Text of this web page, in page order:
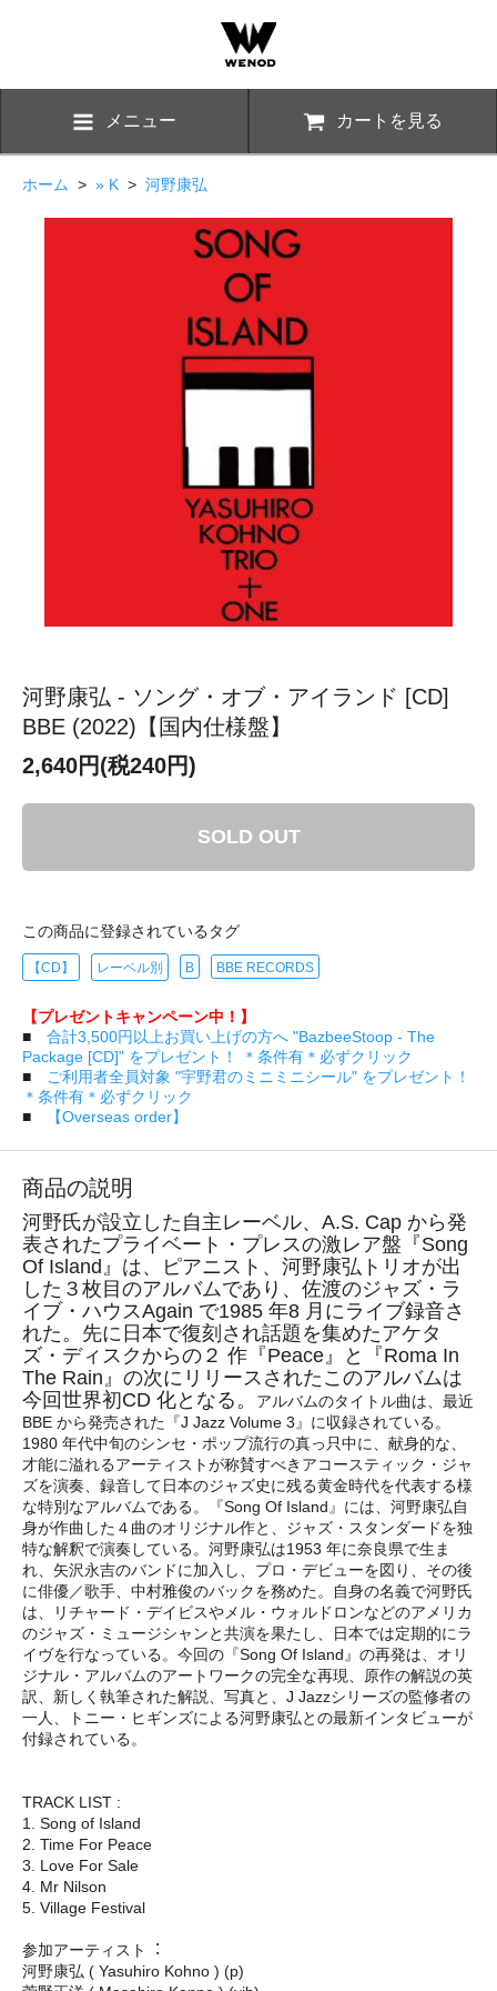
メニュー カートを見る
ホーム > » K > 河野康弘
河野康弘 - ソング・オブ・アイランド [CD]
BBE (2022)【国内仕様盤】
2,640円(税240円)
SOLD OUT
この商品に登録されているタグ
【CD】 レーベル別 B BBE RECORDS
【プレゼントキャンペーン中！】
■ 合計3,500円以上お買い上げの方へ "BazbeeStoop - The
Package [CD]" をプレゼント！ ＊条件有＊必ずクリック
■
ご利用者全員対象 "宇野君のミニミニシール" をプレゼント！
＊条件有＊必ずクリック
■
【Overseas order】
商品の説明
河野氏が設立した自主レーベル、A.S. Cap から発
表されたプライベート・プレスの激レア盤『Song
Of Island』は、ピアニスト、河野康弘トリオが出
した３枚目のアルバムであり、佐渡のジャズ・ラ
イブ・ハウスAgain で1985 年8 月にライブ録音さ
れた。先に日本で復刻され話題を集めたアケタ
ズ・ディスクからの２ 作『Peace』と『Roma In
The Rain』の次にリリースされたこのアルバムは
今回世界初CD 化となる。
アルバムのタイトル曲は、最近
BBE から発売された『J Jazz Volume 3』に収録されている。
1980 年代中旬のシンセ・ポップ流行の真っ只中に、献身的な、
才能に溢れるアーティストが称賛すべきアコースティック・ジャ
ズを演奏、録音して日本のジャズ史に残る黄金時代を代表する様
な特別なアルバムである。『Song Of Island』には、河野康弘自
身が作曲した４曲のオリジナル作と、ジャズ・スタンダードを独
特な解釈で演奏している。河野康弘は1953 年に奈良県で生ま
れ、矢沢永吉のバンドに加入し、プロ・デビューを図り、その後
に俳優／歌手、中村雅俊のバックを務めた。自身の名義で河野氏
は、リチャード・デイビスやメル・ウォルドロンなどのアメリカ
のジャズ・ミュージシャンと共演を果たし、日本では定期的にラ
イヴを行なっている。今回の『Song Of Island』の再発は、オリ
ジナル・アルバムのアートワークの完全な再現、原作の解説の英
訳、新しく執筆された解説、写真と、J Jazzシリーズの監修者の
一人、トニー・ヒギンズによる河野康弘との最新インタビューが
付録されている。
TRACK LIST :
1. Song of Island
2. Time For Peace
3. Love For Sale
4. Mr Nilson
5. Village Festival
参加アーティスト︓
河野康弘 ( Yasuhiro Kohno ) (p)